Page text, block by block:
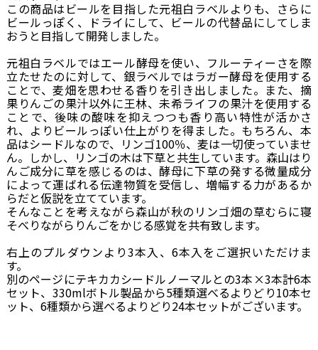
この商品はビールを目指した元祖白ラベルよりも、さらに
ビールっぽく、ドライにして、ビールの代替品にしてしま
おうと目指して開発しました。
元祖白ラベルではエール酵母を使い、フルーティーさを際
立たせたのに対して、銀ラベルではラガー酵母を使用する
ことで、麦畑を思わせる香りを引き出しました。また、摘
果りんごの果汁以外に王林、未希ライフの果汁を使用する
ことで、後味の酸味を抑えつつも香り高い特性が活かさ
れ、よりビールっぽい仕上がりを得ました。もちろん、本
品はシードルなので、リンゴ100％、麦は一切使っていませ
ん。しかし、リンゴの木は下草と共生しています。森山はり
んご成分に草を感じるのは、酵母に下草の発する微量成分
によって運ばれる伝達物質を受信し、増幅する力があるか
らだと仮説を立てています。
そんなことを考えながら森山が秋のリンゴ畑の草むらに寝
そべりながらりんごをかじる感覚を共有致します。
右上のプルダウンより3本入、6本入をご選択いただけま
す。
別のページにテキカカシードルノーマルとの3本×3本計6本
セット、330mlボトル製品から5種類選べるよりどり10本セ
ット、6種類から選べるよりどり24本セットがございます。